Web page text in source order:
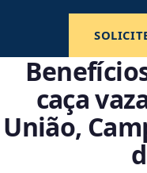
caça
União,